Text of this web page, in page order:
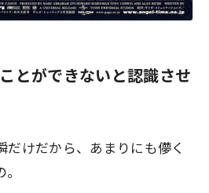
とができないと認識させ
だけだから、あまりにも儚く